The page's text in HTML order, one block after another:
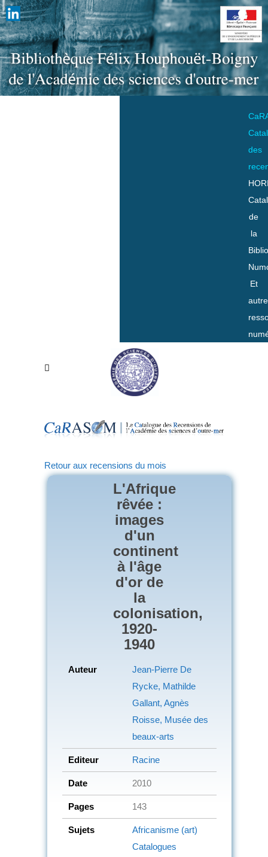
des
de
la
Et
Retour aux recensions du mois
L'Afrique
rêvée :
images
d'un
continent
à l'âge
d'or de
la
colonisation,
1920-
1940
Auteur
Jean-Pierre De
Rycke, Mathilde
Gallant, Agnès
Roisse, Musée des
beaux-arts
Editeur Racine
Date 2010
Pages 143
Sujets
Africanisme (art)
Catalogues